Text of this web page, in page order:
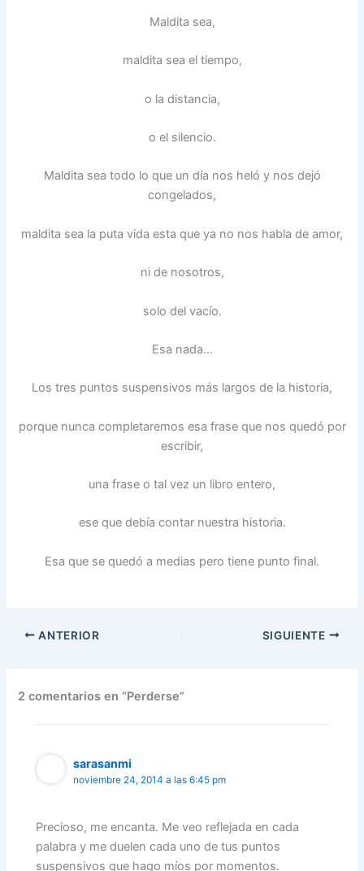
Maldita sea,
maldita sea el tiempo,
o la distancia,
o el silencio.
Maldita sea todo lo que un día nos heló y nos dejó
congelados,
maldita sea la puta vida esta que ya no nos habla de amor,
ni de nosotros,
solo del vacío.
Esa nada…
Los tres puntos suspensivos más largos de la historia,
porque nunca completaremos esa frase que nos quedó por
escribir,
una frase o tal vez un libro entero,
ese que debía contar nuestra historia.
Esa que se quedó a medias pero tiene punto final.
ANTERIOR SIGUIENTE
2 comentarios en “Perderse”
sarasanmi
noviembre 24, 2014 a las 6:45 pm
Precioso, me encanta. Me veo reflejada en cada
palabra y me duelen cada uno de tus puntos
suspensivos que hago míos por momentos.